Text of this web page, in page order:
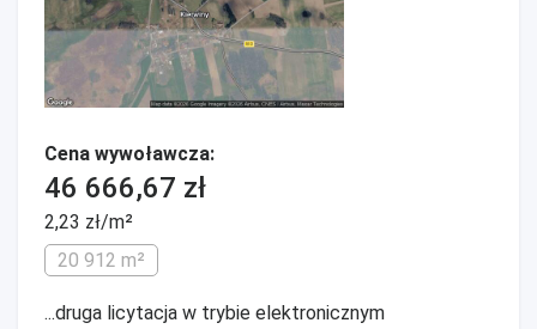
Cena wywoławcza:
46 666,67 zł
2,23 zł/m²
20 912 m²
...druga licytacja w trybie elektronicznym